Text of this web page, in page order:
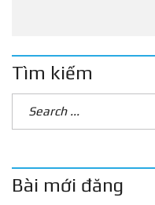
Tìm kiếm
Bài mới đăng